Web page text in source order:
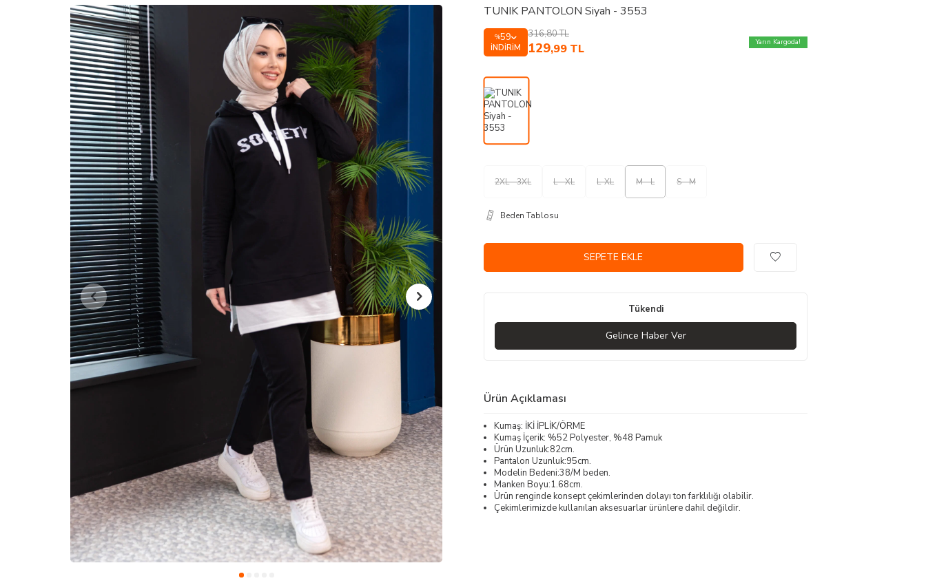
TUNIK PANTOLON Siyah - 3553
%59
İNDIRIM
316,80TL
129,99 TL Yarın Kargoda!
2XL - 3XL L - XL L-XL M - L S - M
Beden Tablosu
SEPETE EKLE
Tükendi
Gelince Haber Ver
Ürün Açıklaması
Kumaş: İKİ İPLİK/ÖRME
Kumaş İçerik: %52 Polyester, %48 Pamuk
Ürün Uzunluk:82cm.
Pantalon Uzunluk:95cm.
Modelin Bedeni:38/M beden.
Manken Boyu:1.68cm.
Ürün renginde konsept çekimlerinden dolayı ton farklılığı olabilir.
Çekimlerimizde kullanılan aksesuarlar ürünlere dahil değildir.